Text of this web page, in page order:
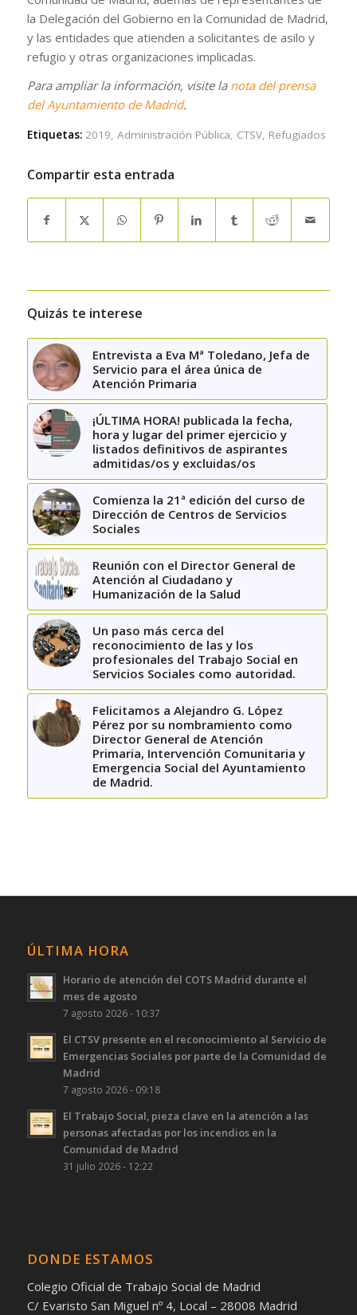
la Delegación del Gobierno en la Comunidad de Madrid,
y las entidades que atienden a solicitantes de asilo y
refugio y otras organizaciones implicadas.
Para ampliar la información, visite la nota del prensa
del Ayuntamiento de Madrid.
Etiquetas: 2019, Administración Pública, CTSV, Refugiados
Compartir esta entrada
Quizás te interese
Entrevista a Eva Mª Toledano, Jefa de
Servicio para el área única de
Atención Primaria
¡ÚLTIMA HORA! publicada la fecha,
hora y lugar del primer ejercicio y
listados definitivos de aspirantes
admitidas/os y excluidas/os
Comienza la 21ª edición del curso de
Dirección de Centros de Servicios
Sociales
Reunión con el Director General de
Atención al Ciudadano y
Humanización de la Salud
Un paso más cerca del
reconocimiento de las y los
profesionales del Trabajo Social en
Servicios Sociales como autoridad.
Felicitamos a Alejandro G. López
Pérez por su nombramiento como
Director General de Atención
Primaria, Intervención Comunitaria y
Emergencia Social del Ayuntamiento
de Madrid.
ÚLTIMA HORA
Horario de atención del COTS Madrid durante el
mes de agosto
7 agosto 2026 - 10:37
El CTSV presente en el reconocimiento al Servicio de
Emergencias Sociales por parte de la Comunidad de
Madrid
7 agosto 2026 - 09:18
El Trabajo Social, pieza clave en la atención a las
personas afectadas por los incendios en la
Comunidad de Madrid
31 julio 2026 - 12:22
DONDE ESTAMOS
Colegio Oficial de Trabajo Social de Madrid
C/ Evaristo San Miguel nº 4, Local – 28008 Madrid